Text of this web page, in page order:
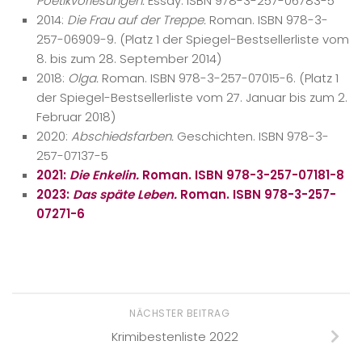
2014: Die Frau auf der Treppe. Roman. ISBN 978-3-
257-06909-9. (Platz 1 der Spiegel-Bestsellerliste vom
8. bis zum 28. September 2014)
2018: Olga. Roman. ISBN 978-3-257-07015-6. (Platz 1
der Spiegel-Bestsellerliste vom 27. Januar bis zum 2.
Februar 2018)
2020: Abschiedsfarben. Geschichten. ISBN 978-3-
257-07137-5
2021: Die Enkelin. Roman. ISBN 978-3-257-07181-8
2023: Das späte Leben. Roman. ISBN 978-3-257-
07271-6
NÄCHSTER BEITRAG
Krimibestenliste 2022